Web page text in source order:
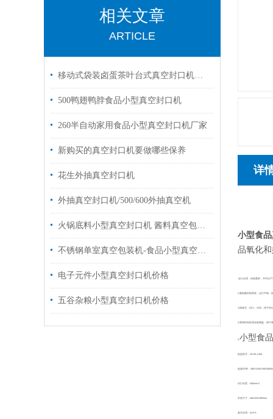
相关文章
ARTICLE
移动式袋装卤蛋茶叶台式真空封口机功能
500鸭翅鸭脖食品小型真空封口机
260半自动家用食品小型真空封口机厂家
新购买的真空封口机要做哪些保养
花生外抽真空封口机
外抽真空封口机/500/600外抽真空机
火锅底料小型真空封口机 酱料真空包装机厂家
不锈钢单室真空包装机-食品小型真空封口机
电子元件小型真空封口机价格
五谷杂粮小型真空封口机价格
详
小型食
品氧化
.设计合理，结构紧密，节约生产
2.微电脑控制系统，运行平稳，操
3.抽真空、封口，冷却，排气等
4.透明的有机强化玻璃盖，便于
5.小型食
机器型号：ZH-ZKJ-400
电源/功率：380V/220V/
封口长度：400mm×2
外形尺寸：480×520×950mm
真空压强：≤KPA